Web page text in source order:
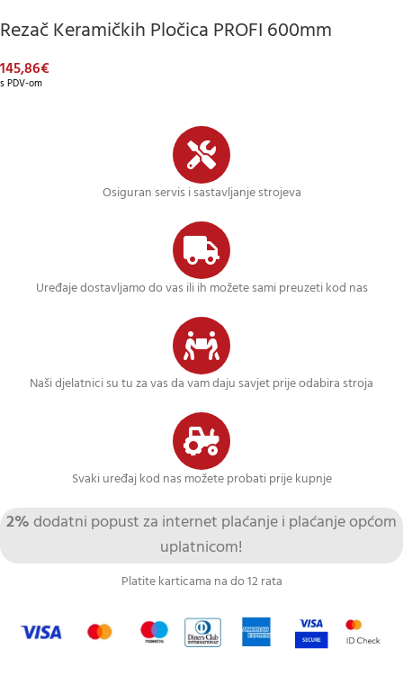
Rezač Keramičkih Pločica PROFI 600mm
145,86€
s PDV-om
Osiguran servis i sastavljanje strojeva
Uređaje dostavljamo do vas ili ih možete sami preuzeti kod nas
Naši djelatnici su tu za vas da vam daju savjet prije odabira stroja
Svaki uređaj kod nas možete probati prije kupnje
2% dodatni popust za internet plaćanje i plaćanje općom
uplatnicom!
Platite karticama na do 12 rata